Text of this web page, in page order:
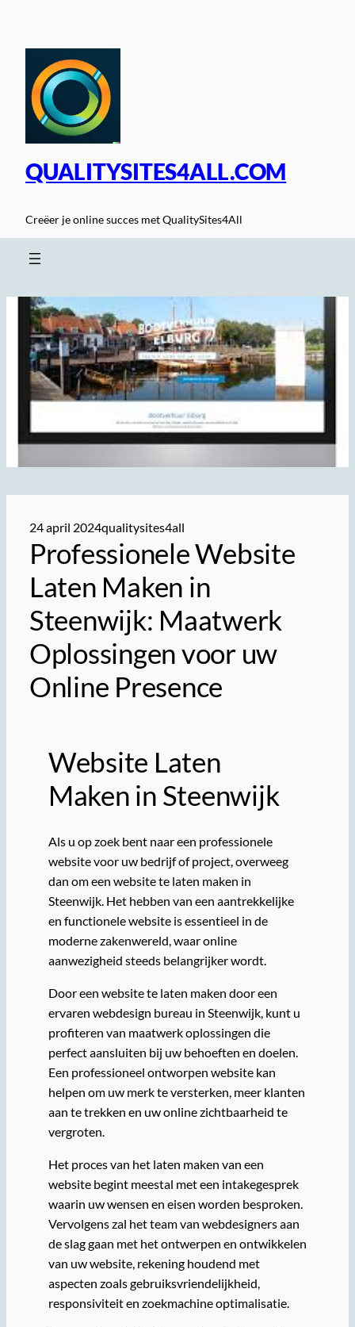
inhoud
QUALITYSITES4ALL.COM
Creëer je online succes met QualitySites4All
24 april 2024qualitysites4all
Professionele Website
Laten Maken in
Steenwijk: Maatwerk
Oplossingen voor uw
Online Presence
Website Laten
Maken in Steenwijk
Als u op zoek bent naar een professionele
website voor uw bedrijf of project, overweeg
dan om een website te laten maken in
Steenwijk. Het hebben van een aantrekkelijke
en functionele website is essentieel in de
moderne zakenwereld, waar online
aanwezigheid steeds belangrijker wordt.
Door een website te laten maken door een
ervaren webdesign bureau in Steenwijk, kunt u
profiteren van maatwerk oplossingen die
perfect aansluiten bij uw behoeften en doelen.
Een professioneel ontworpen website kan
helpen om uw merk te versterken, meer klanten
aan te trekken en uw online zichtbaarheid te
vergroten.
Het proces van het laten maken van een
website begint meestal met een intakegesprek
waarin uw wensen en eisen worden besproken.
Vervolgens zal het team van webdesigners aan
de slag gaan met het ontwerpen en ontwikkelen
van uw website, rekening houdend met
aspecten zoals gebruiksvriendelijkheid,
responsiviteit en zoekmachine optimalisatie.